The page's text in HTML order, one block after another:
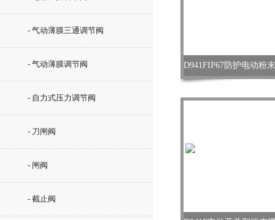
- 气动薄膜三通调节阀
- 气动薄膜调节阀
- 自力式压力调节阀
- 刀闸阀
- 闸阀
- 截止阀